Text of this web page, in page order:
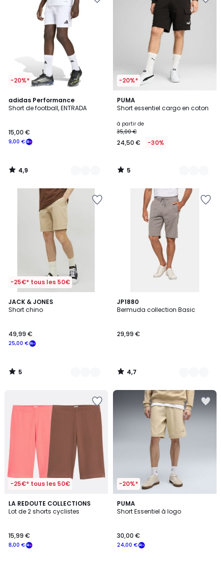
-20%*
adidas Performance
Short de football, ENTRADA
9,00 €
15,00 €
4,9
/ 5
5
Couleurs
4,9
/
-20%*
PUMA
Short essentiel cargo en coton
à partir de
35,00 €
24,50 € -30%
5
/
2
Couleurs
5
/
-25€* tous les 50€
JACK & JONES
Short chino
25,00 €
49,99 €
5
/
3
Couleurs
5
/
JP1880
Bermuda collection Basic
29,99 €
4,7
/ 5
6
Couleurs
4,7
/
-25€* tous les 50€
LA REDOUTE COLLECTIONS
Lot de 2 shorts cyclistes
8,00 €
15,99 €
5
/
-20%*
PUMA
Short Essentiel à logo
24,00 €
30,00 €
4
Couleurs